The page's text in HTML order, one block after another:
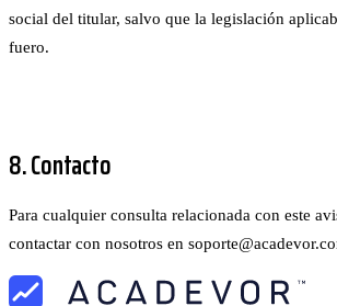
social del titular, salvo que la legislación
fuero.
8. Contacto
Para cualquier consulta relacionada con este
contactar con nosotros en